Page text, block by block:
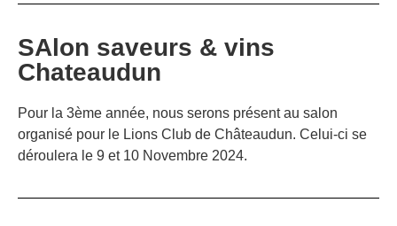
SAlon saveurs & vins
Chateaudun
Pour la 3ème année, nous serons présent au salon
organisé pour le Lions Club de Châteaudun. Celui-ci se
déroulera le 9 et 10 Novembre 2024.